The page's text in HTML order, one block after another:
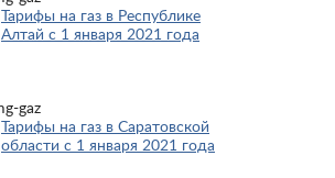
Тарифы на газ в Республике
Алтай с 1 января 2021 года
Тарифы на газ в Саратовской
области с 1 января 2021 года